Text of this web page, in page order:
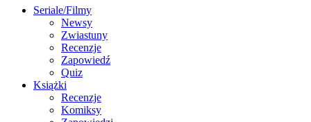
Seriale/Filmy
Newsy
Zwiastuny
Recenzje
Zapowiedź
Quiz
Książki
Recenzje
Komiksy